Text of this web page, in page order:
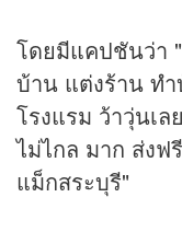
โดยมีแคปชันว่า
บ้าน แต่งร้าน ท
โรงแรม ว้าวุ่นเ
ไม่ไกล มาก ส่งฟ
แม็กสระบุรี"